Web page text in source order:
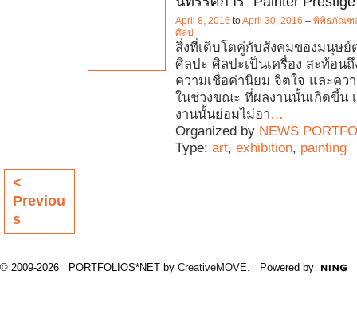
April 8, 2016 toApril 30, 2016 – พิพิธภัณฑ
ศิลป
สิ่งที่เติบโตคู่กับสังคมของมนุษ
ศิลปะ ศิลปะเป็นเครื่อง สะท้อน
ความเชื่อค่านิยม จิตใจ และคว
ในช่วงขณะ ที่ผลงานนั้นเกิดขึ้น
งานนั้นย่อมไม่อา…
Organized by NEWS
Type: art, exhibition, painting
<
Previou
s
© 2009-2026 PORTFOLIOS*NET by CreativeMOVE . Powered by